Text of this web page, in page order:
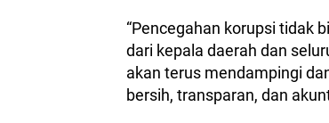
“Pencegahan korupsi tidak
dari kepala daerah dan
akan terus mendampingi
bersih, transparan, dan